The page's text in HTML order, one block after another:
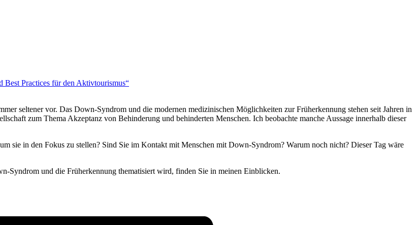
Best Practices für den Aktivtourismus“
seltener vor. Das Down-Syndrom und die modernen medizinischen Möglichkeiten zur Früherkennung stehen seit Jahren in
zum Thema Akzeptanz von Behinderung und behinderten Menschen. Ich beobachte manche Aussage innerhalb dieser
sie in den Fokus zu stellen? Sind Sie im Kontakt mit Menschen mit Down-Syndrom? Warum noch nicht? Dieser Tag wäre
Syndrom und die Früherkennung thematisiert wird, finden Sie in meinen Einblicken.